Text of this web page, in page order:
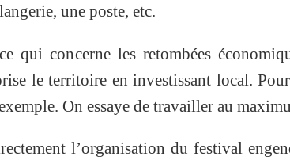
une poste, etc.
qui concerne les retombées
le territoire en investissant local.
On essaye de travailler au
l’organisation du festival